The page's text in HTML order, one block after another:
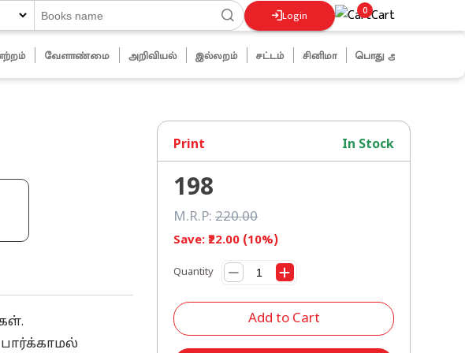
Login 0 Cart
வேளாண்மை அறிவியல் இல்லறம் சட்டம் சினிமா பொது அறிவு
Print In Stock
198
M.R.P: 220.00
Save: ₹ 22.00 (10%)
Quantity
Add to Cart